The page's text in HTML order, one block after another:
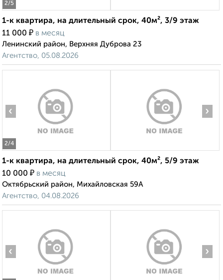
2/5
1-к квартира, на длительный срок, 40м², 3/9 этаж
11 000 ₽ в месяц
Ленинский район, Верхняя Дуброва 23
Агентство, 05.08.2026
2/4
‹ ›
1-к квартира, на длительный срок, 40м², 5/9 этаж
10 000 ₽ в месяц
Октябрьский район, Михайловская 59А
Агентство, 04.08.2026
‹ ›